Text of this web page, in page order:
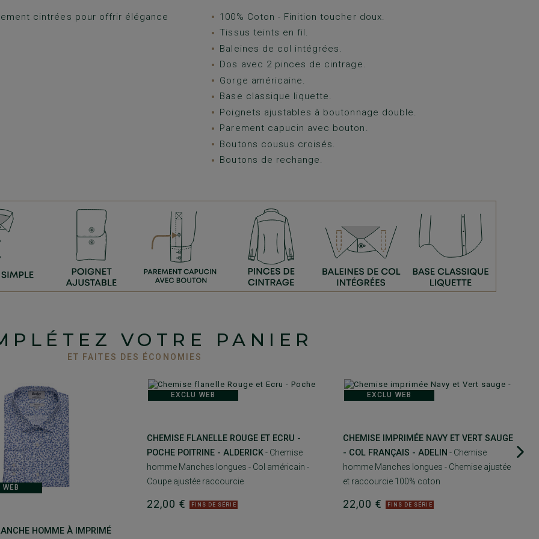
cintrées pour offrir élégance
100% Coton - Finition toucher doux.
Tissus teints en fil.
Baleines de col intégrées.
Dos avec 2 pinces de cintrage.
Gorge américaine.
Base classique liquette.
Poignets ajustables à boutonnage double.
Parement capucin avec bouton.
Boutons cousus croisés.
Boutons de rechange.
VOTRE PANIER
ET FAITES DES ÉCONOMIES
HOMME À IMPRIMÉ
EXCLU WEB
CHEMISE FLANELLE ROUGE ET ECRU -
POCHE POITRINE - ALDERICK- Chemise
homme Manches longues - Col américain -
Coupe ajustée raccourcie
22,00 € FINS DE SÉRIE
EXCLU WEB
CHEMISE IMPRIMÉE NAVY ET VERT SAUGE
- COL FRANÇAIS - ADELIN - Chemise
homme Manches longues - Chemise ajustée
et raccourcie 100% coton
22,00 € FINS DE SÉRIE